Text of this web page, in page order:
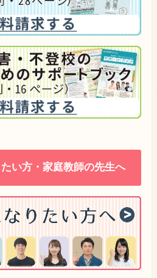
い方・家庭教師の先生へ